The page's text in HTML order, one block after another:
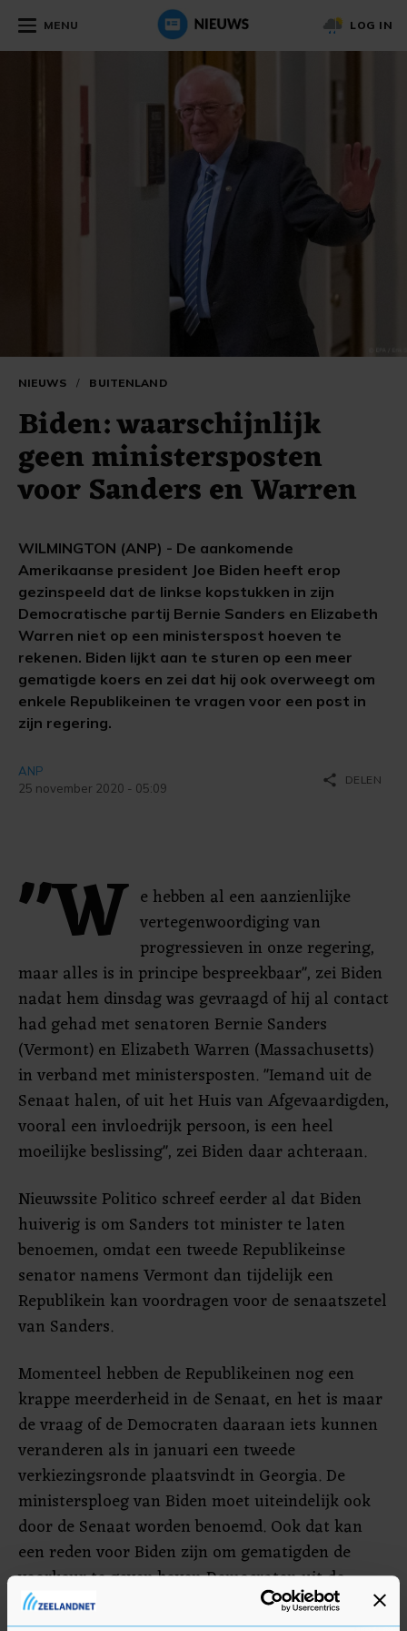
MENU LOG IN
NIEUWS / BUITENLAND
Biden: waarschijnlijk
geen ministersposten
voor Sanders en Warren
WILMINGTON (ANP) - De aankomende
Amerikaanse president Joe Biden heeft erop
gezinspeeld dat de linkse kopstukken in zijn
Democratische partij Bernie Sanders en Elizabeth
Warren niet op een ministerspost hoeven te
rekenen. Biden lijkt aan te sturen op een meer
gematigde koers en zei dat hij ook overweegt om
enkele Republikeinen te vragen voor een post in
zijn regering.
ANP
25 november 2020 - 05:09
share DELEN
"W e hebben al een aanzienlijke
vertegenwoordiging van
progressieven in onze regering,
maar alles is in principe bespreekbaar", zei Biden
nadat hem dinsdag was gevraagd of hij al contact
had gehad met senatoren Bernie Sanders
(Vermont) en Elizabeth Warren (Massachusetts)
in verband met ministersposten. "Iemand uit de
Senaat halen, of uit het Huis van Afgevaardigden,
vooral een invloedrijk persoon, is een heel
moeilijke beslissing", zei Biden daar achteraan.
Nieuwssite Politico schreef eerder al dat Biden
huiverig is om Sanders tot minister te laten
benoemen, omdat een tweede Republikeinse
senator namens Vermont dan tijdelijk een
Republikein kan voordragen voor de senaatszetel
van Sanders.
Momenteel hebben de Republikeinen nog een
krappe meerderheid in de Senaat, en het is maar
de vraag of de Democraten daaraan iets kunnen
veranderen als in januari een tweede
verkiezingsronde plaatsvindt in Georgia. De
ministersploeg van Biden moet uiteindelijk ook
door de Senaat worden benoemd. Ook dat kan
een reden voor Biden zijn om gematigden de
voorkeur te geven boven Democraten uit de
linkervleugel van de partij.